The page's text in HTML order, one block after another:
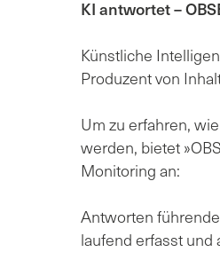
KI antwortet –
Künstliche
Produzent von
Um zu erfahren,
werden, bietet
Monitoring an:
Antworten
laufend erfasst